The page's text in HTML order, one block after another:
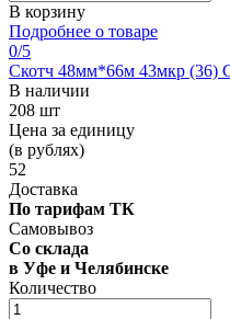
В корзину
Подробнее о товаре
0/5
Скотч 48мм*66м 43мкр
В наличии
208 шт
Цена за единицу
(в рублях)
52
Доставка
По тарифам ТК
Самовывоз
Со склада
в Уфе и Челябинске
Количество